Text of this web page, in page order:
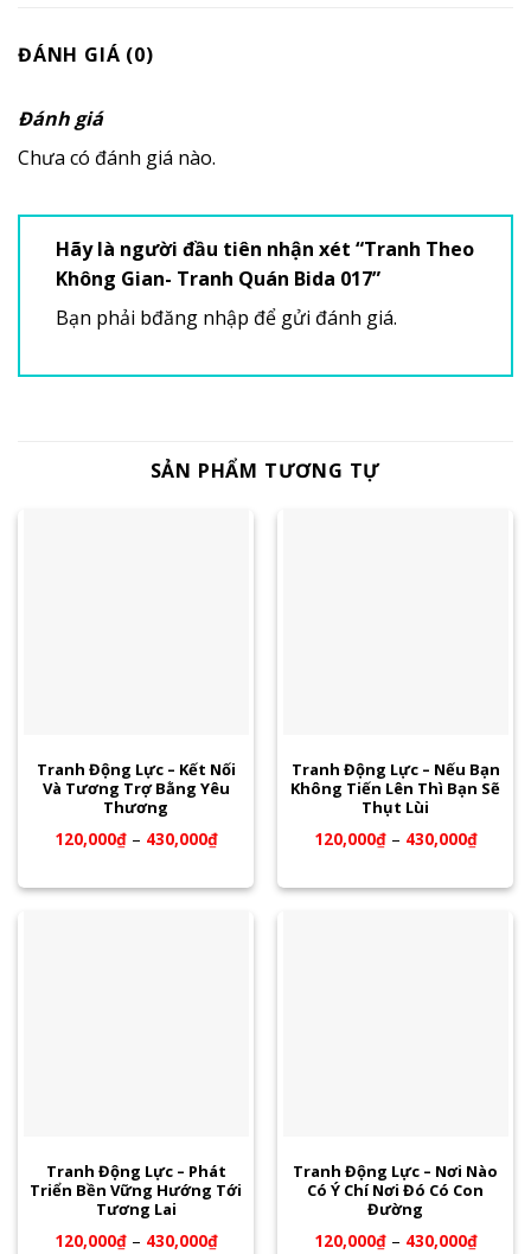
ĐÁNH GIÁ (0)
Đánh giá
Chưa có đánh giá nào.
Hãy là người đầu tiên nhận xét “Tranh Theo
Không Gian- Tranh Quán Bida 017”
Bạn phải bđăng nhập để gửi đánh giá.
SẢN PHẨM TƯƠNG TỰ
Tranh Động Lực – Kết Nối
Và Tương Trợ Bằng Yêu
Thương
120,000₫– 430,000₫
Tranh Động Lực – Nếu Bạn
Không Tiến Lên Thì Bạn Sẽ
Thụt Lùi
120,000₫– 430,000₫
Tranh Động Lực – Phát
Triển Bền Vững Hướng Tới
Tương Lai
120,000₫– 430,000₫
Tranh Động Lực – Nơi Nào
Có Ý Chí Nơi Đó Có Con
Đường
120,000₫– 430,000₫